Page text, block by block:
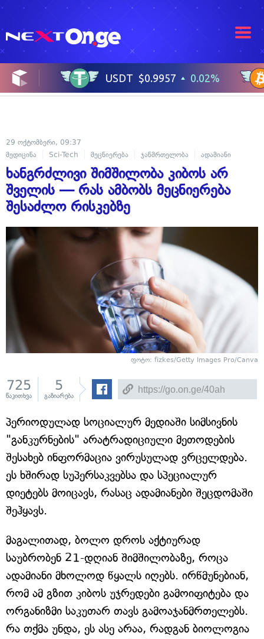
29 ოქტომბერი, 09:37
მედიცინა
Sci-Tech მეცნიერება ჯანმრთელობა ადამიანი
ხანგრძლივი შიმშილობა კიბოს არ
შველის — რას ამბობს მეცნიერება
შესაძლო რისკებზე
ფოტო: fizkes/Getty Images Pro/Canva
725
წაკითხვა
5
გაზიარება
პერიოდულად სოციალურ მედიაში სიმსივნის
"განკურნების" არატრადიციული მეთოდების
შესახებ ინფორმაცია ვირუსულად ვრცელდება.
ეს ხშირად სუპერსაკვებსა და სპეციალურ
დიეტებს მოიცავს, რასაც ადამიანები შეცდომაში
შეჰყავს.
მაგალითად, ბოლო დროს აქტიურად
საუბრობენ 21-დღიან შიმშილობაზე, როცა
ადამიანი მხოლოდ წყალს იღებს. ირწმუნებიან,
რომ ამ გზით კიბოს უჯრედები გამოიფიტება და
ორგანიზმი საკუთარ თავს გამოაჯანმრთელებს.
რა თქმა უნდა, ეს ასე არაა, რადგან ბიოლოგია